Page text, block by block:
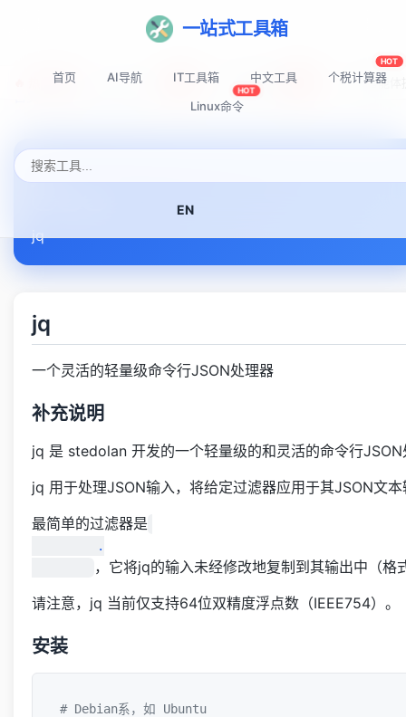
一站式工具箱
首页 AI导航 IT工具箱 中文工具 个税计算器
HOT
Linux命令
HOT
EN
🔥 热门推荐: Top-AI-Tools NEW AI提示词秘籍 NEW AI IDE智能体
jq
jq
jq
一个灵活的轻量级命令行JSON处理器
补充说明
jq 是 stedolan 开发的一个轻量级的和灵活的命令行
jq 用于处理JSON输入，将给定过滤器应用于其JSON文
最简单的过滤器是
，它将jq的输入未经修改地复制到其输出中（格
请注意，jq 当前仅支持64位双精度浮点数（IEEE754）。
安装
# Debian系，如 Ubuntu